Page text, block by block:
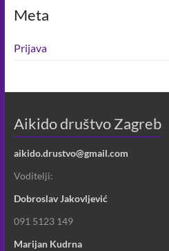
Meta
Prijava
Aikido društvo Zagreb
aikido.drustvo@gmail.com
Voditelji:
Dobroslav Jakovljević
091 5123 149
Marijan Kudrna